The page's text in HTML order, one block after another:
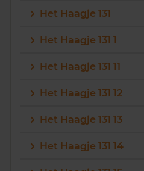
Het Haagje 131
Het Haagje 131 1
Het Haagje 131 11
Het Haagje 131 12
Het Haagje 131 13
Het Haagje 131 14